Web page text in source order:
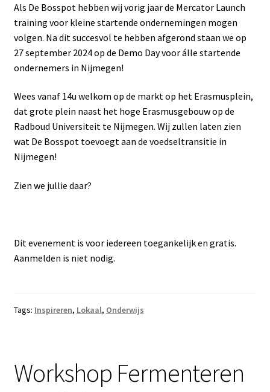
Als De Bosspot hebben wij vorig jaar de Mercator Launch
training voor kleine startende ondernemingen mogen
volgen. Na dit succesvol te hebben afgerond staan we op
27 september 2024 op de Demo Day voor álle startende
ondernemers in Nijmegen!
Wees vanaf 14u welkom op de markt op het Erasmusplein,
dat grote plein naast het hoge Erasmusgebouw op de
Radboud Universiteit te Nijmegen. Wij zullen laten zien
wat De Bosspot toevoegt aan de voedseltransitie in
Nijmegen!
Zien we jullie daar?
Dit evenement is voor iedereen toegankelijk en gratis.
Aanmelden is niet nodig.
Tags: Inspireren, Lokaal, Onderwijs
Workshop Fermenteren